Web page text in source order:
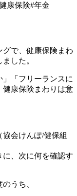
康保険#年金
で、健康保険まわ
した。
」「フリーランスに
健康保険まわりは意
会けんぽ/健保組
に、次に何を確認す
うち、